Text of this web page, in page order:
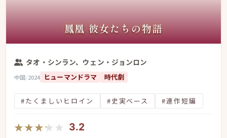
鳳凰 彼女たちの物語
タオ・シンラン、ウェン・ジョンロン
中国/2024 ヒューマンドラマ 時代劇
#たくましいヒロイン #史実ベース #連作短編
★★★★★
★★★★★ 3.2